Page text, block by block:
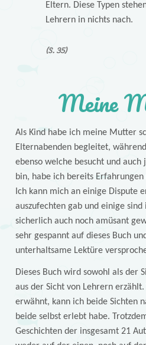
Eltern. Diese Typen
Lehrern in nichts nach.
(S. 35)
Meine
Als Kind habe ich meine Mutter
Elternabenden begleitet,
ebenso welche besucht und
bin, habe ich bereits
Ich kann mich an einige Dispute
auszufechten gab und einige
sicherlich auch noch amüsant
sehr gespannt auf dieses Buch
unterhaltsame Lektüre
Dieses Buch wird sowohl als der
aus der Sicht von Lehrern
erwähnt, kann ich beide Sichten
beide selbst erlebt habe.
Geschichten der insgesamt 21